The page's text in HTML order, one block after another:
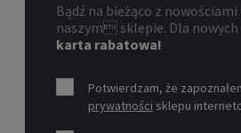
Bądź na bieżąco z
naszym sklepie. Dla
karta rabatowa!
Potwierdzam, że
prywatności sklepu